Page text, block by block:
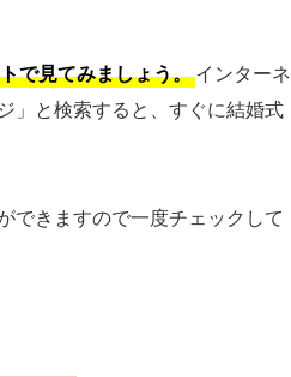
で見てみましょう。 インターネ
と検索すると、すぐに結婚式
できますので一度チェックして